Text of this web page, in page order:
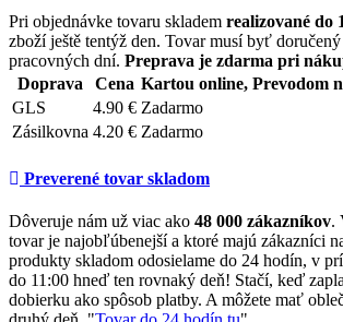
Pri objednávke tovaru skladem realizované do
zboží ještě tentýž den. Tovar musí byť doručený
pracovných dní. Preprava je zdarma pri
Doprava
Cena Kartou online, Prevodom
GLS
4.90 € Zadarmo
Zásilkovna 4.20 € Zadarmo
Preverené tovar skladom
Dôveruje nám už viac ako 48 000 zákazníkov.
tovar je najobľúbenejší a ktoré majú zákazníci
produkty skladom odosielame do 24 hodín, v
do 11:00 hneď ten rovnaký deň! Stačí, keď
dobierku ako spôsob platby. A môžete mať